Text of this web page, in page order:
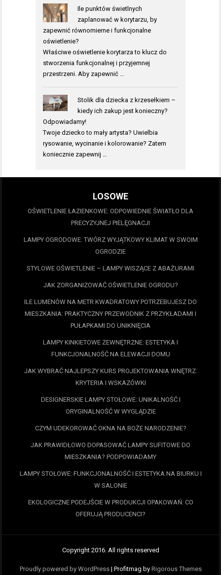
Ile punktów świetlnych
zaplanować w korytarzu, by
zapewnić równomierne i funkcjonalne
oświetlenie?
Właściwe oświetlenie korytarza to klucz do
stworzenia funkcjonalnej i przyjemnej
przestrzeni. Aby zapewnić …
Stolik dla dziecka z krzesełkiem –
kiedy ich zakup jest konieczny?
Odpowiadamy!
Twoje dziecko to mały artysta? Uwielbia
rysowanie, wycinanie i kolorowanie? Zatem
koniecznie zapewnij …
LOSOWE
OŚWIETLENIE ŁAZIENKOWE: ODPOWIEDNIE ŚWIATŁO DLA
PRECYZYJNEJ PIELĘGNACJI
LAMPY OGRODOWE: TWÓRZ WYJĄTKOWY KLIMAT W SWOIM
OGRODZIE
STYLOWE OŚWIETLENIE – LAMPY WISZĄCE Z ABAŻURAMI
JAK ZORGANIZOWAĆ OŚWIETLENIE OGRODU?
ILE LUMENÓW NA METR KWADRATOWY POTRZEBUJESZ DO
MIESZKANIA: PRAKTYCZNY PRZEWODNIK Z PRZYKŁADAMI I
PUŁAPKAMI DO UNIKNIĘCIA
LAMPY KINKIETOWE ZEWNĘTRZNE: ESTETYKA I
FUNKCJONALNOŚĆ NA ELEWACJI DOMU
JAK WYBRAĆ NAJLEPSZY KURS PROJEKTOWANIA WNĘTRZ:
KRYTERIA I WSKAZÓWKI
DESIGNERSKIE LAMPY STOŁOWE: UNIKALNOŚĆ I
ORYGINALNOŚĆ W WYGLĄDZIE
CZYM UDEKOROWAĆ OKNA NA BOŻE NARODZENIE?
JAK PRAWIDŁOWO DOPASOWAĆ LAMPY SUFITOWE DO
MIESZKANIA? PODPOWIADAMY
LAMPY STOŁOWE: FUNKCJONALNOŚĆ I ESTETYKA NA BIURKU I
W SALONIE
EKOLOGICZNE PODEJŚCIE W PRODUKCJI OPAKOWAŃ: CO
OFERUJĄ PRODUCENCI?
Copyright 2016. All rights reserved
Proudly powered by WordPress | Profitmag by Rigorous Themes